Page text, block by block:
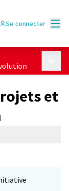
Se connecter
et